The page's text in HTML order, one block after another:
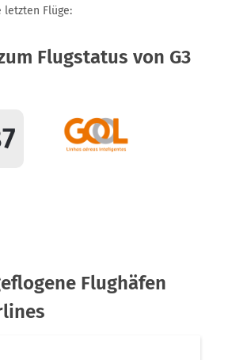
letzten Flüge:
Flugstatus von G3
Flughäfen